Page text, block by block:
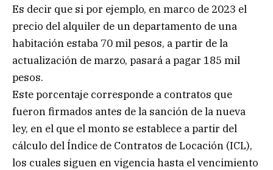
Es decir que si por ejemplo, en marco de 2023 el
precio del alquiler de un departamento de una
habitación estaba 70 mil pesos, a partir de la
actualización de marzo, pasará a pagar 185 mil
pesos.
Este porcentaje corresponde a contratos que
fueron firmados antes de la sanción de la nueva
ley, en el que el monto se establece a partir del
cálculo del Índice de Contratos de Locación (ICL),
los cuales siguen en vigencia hasta el vencimiento